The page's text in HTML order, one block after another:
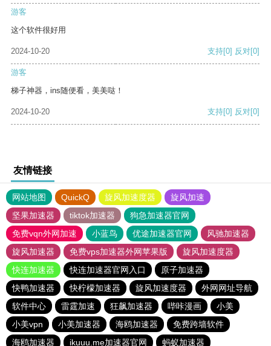
游客
这个软件很好用
2024-10-20 支持[0] 反对[0]
游客
梯子神器，ins随便看，美美哒！
2024-10-20 支持[0] 反对[0]
友情链接
网站地图 QuickQ 旋风加速度器
旋风加速
坚果加速器
tiktok加速器
狗急加速器官网
免费vqn外网加速
小蓝鸟 优途加速器官网
风驰加速器
旋风加速器
免费vps加速器外网苹果版
旋风加速度器
快连加速器
快连加速器官网入口
原子加速器
快鸭加速器
快柠檬加速器 旋风加速度器
外网网址导航
软件中心
雷霆加速 狂飙加速器 哔咔漫画
小美
小美vpn
小美加速器 海鸥加速器
免费跨墙软件
海鸥加速器
ikuuu.me加速器官网 蚂蚁加速器